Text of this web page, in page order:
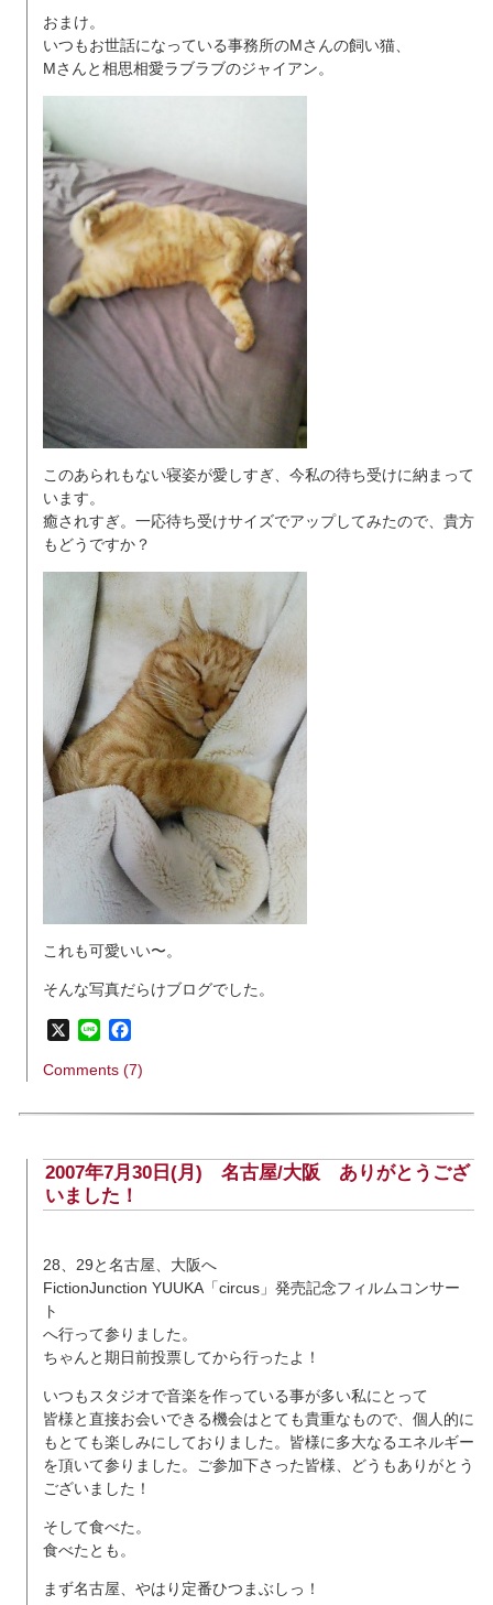
おまけ。
いつもお世話になっている事務所のMさんの飼い猫、
Mさんと相思相愛ラブラブのジャイアン。
このあられもない寝姿が愛しすぎ、今私の待ち受けに納まって
います。
癒されすぎ。一応待ち受けサイズでアップしてみたので、貴方
もどうですか？
これも可愛いい〜。
そんな写真だらけブログでした。
X Line
Comments (7)
2007年7月30日(月) 名古屋/大阪 ありがとうござ
いました！
28、29と名古屋、大阪へ
FictionJunction YUUKA「circus」発売記念フィルムコンサー
ト
へ行って参りました。
ちゃんと期日前投票してから行ったよ！
いつもスタジオで音楽を作っている事が多い私にとって
皆様と直接お会いできる機会はとても貴重なもので、個人的に
もとても楽しみにしておりました。皆様に多大なるエネルギー
を頂いて参りました。ご参加下さった皆様、どうもありがとう
ございました！
そして食べた。
食べたとも。
まず名古屋、やはり定番ひつまぶしっ！